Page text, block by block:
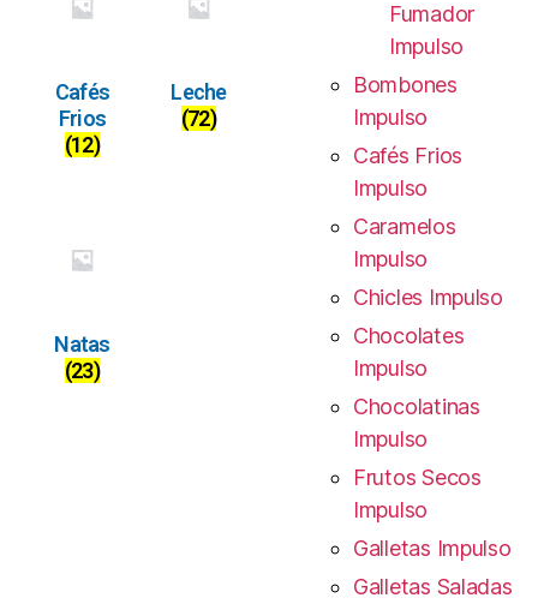
Cafés
Frios
(12)
Leche
(72)
Natas
(23)
Fumador
Impulso
Bombones
Impulso
Cafés Frios
Impulso
Caramelos
Impulso
Chicles Impulso
Chocolates
Impulso
Chocolatinas
Impulso
Frutos Secos
Impulso
Galletas Impulso
Galletas Saladas